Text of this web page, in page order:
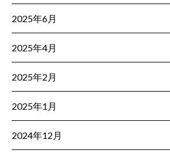
2025年6月
2025年4月
2025年2月
2025年1月
2024年12月